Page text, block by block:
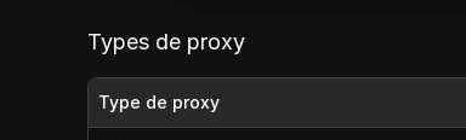
Types de proxy
Type de proxy